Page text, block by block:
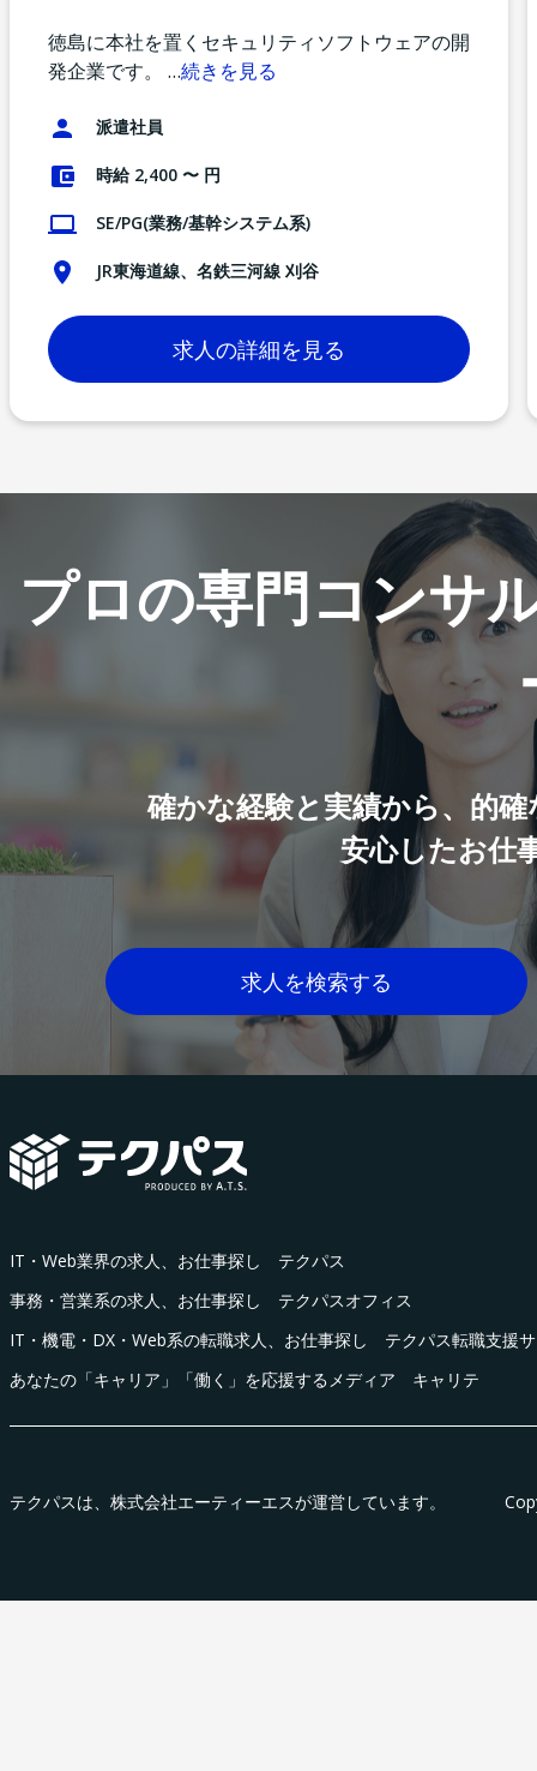
徳島に本社を置くセキュリティソフトウェアの開
発企業です。 …続きを見る
派遣社員
時給 2,400 〜 円
SE/PG(業務/基幹システム系)
JR東海道線、名鉄三河線 刈谷
求人の詳細を見る
プロの専門コンサ
確かな経験と実績から、的
安心したお仕
求人を検索する
IT・Web業界の求人、お仕事探し テクパス
事務・営業系の求人、お仕事探し テクパスオフィス
IT・機電・DX・Web系の転職求人、お仕事探し テクパス転職支援
あなたの「キャリア」「働く」を応援するメディア キャリテ
テクパスは、株式会社エーティーエスが運営しています。